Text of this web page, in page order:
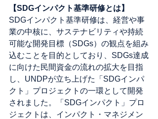
【SDGインパクト基準研修とは】
SDGインパクト基準研修は、経営や事
業の中核に、サステナビリティや持続
可能な開発目標（SDGs）の観点を組み
込むことを目的としており、SDGs達成
に向けた民間資金の流れの拡大を目指
し、UNDPが立ち上げた「SDGインパ
クト」プロジェクトの一環として開発
されました。「SDGインパクト」プロ
ジェクトは、インパクト・マネジメン